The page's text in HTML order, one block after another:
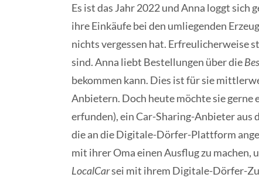
Es ist das Jahr 2022 und Anna loggt
ihre Einkäufe bei den umliegenden
nichts vergessen hat. Erfreulicherweise
sind. Anna liebt Bestellungen über die
bekommen kann. Dies ist für sie
Anbietern. Doch heute möchte sie gerne
erfunden), ein Car-Sharing-Anbieter aus
die an die Digitale-Dörfer-Plattform
mit ihrer Oma einen Ausflug zu machen,
LocalCarsei mit ihrem Digitale-Dörfer-